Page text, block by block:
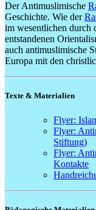
Der Antimuslimische
Geschichte. Wie der
im wesentlichen durch
entstandenen
auch antimuslimische
Europa mit den
Texte & Materialien
Flyer:
Flyer:
Stiftung)
Flyer:
Kontakte